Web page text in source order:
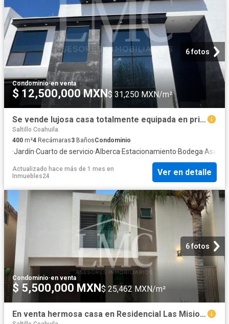
6 fotos
Condominio·en venta
$ 12,500,000 MXN$ 31,250 MXN/m²
Se vende lujosa casa totalmente equipada en privado al norte de Saltillo
Saltillo Coahuila
400 m²4 Recámaras3 BañosCondominio
·Jardín·Cuarto de servicio·Alberca·Estacionamiento·Bodega·Asador
Actualizado hace más de 1 mes en
Inmuebles24
Ver en detalle
6 fotos
Condominio·en venta
$ 5,500,000 MXN$ 25,462 MXN/m²
En venta hermosa casa en Residencial Las Misiones 3